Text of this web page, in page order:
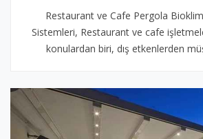
Restaurant ve Cafe Pergola
Sistemleri, Restaurant ve cafe
konulardan biri, dış etkenlerden